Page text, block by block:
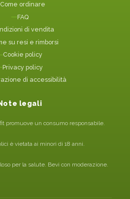
Come ordinare
FAQ
di vendita
su resi e rimborsi
Cookie policy
Privacy policy
di accessibilità
legali
promuove un consumo responsabile.
è vietata ai minori di 18 anni.
per la salute. Bevi con moderazione.